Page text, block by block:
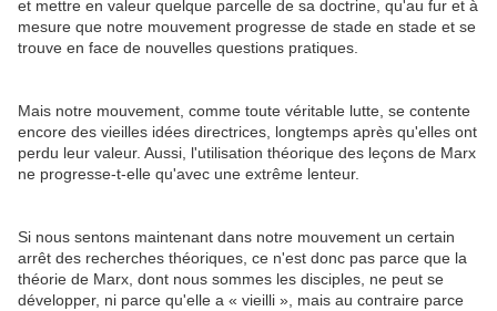
et mettre en valeur quelque parcelle de sa doctrine, qu'au fur et à
mesure que notre mouvement progresse de stade en stade et se
trouve en face de nouvelles questions pratiques.
Mais notre mouvement, comme toute véritable lutte, se contente
encore des vieilles idées directrices, longtemps après qu'elles ont
perdu leur valeur. Aussi, l'utilisation théorique des leçons de Marx
ne progresse-t-elle qu'avec une extrême lenteur.
Si nous sentons maintenant dans notre mouvement un certain
arrêt des recherches théoriques, ce n'est donc pas parce que la
théorie de Marx, dont nous sommes les disciples, ne peut se
développer, ni parce qu'elle a « vieilli », mais au contraire parce